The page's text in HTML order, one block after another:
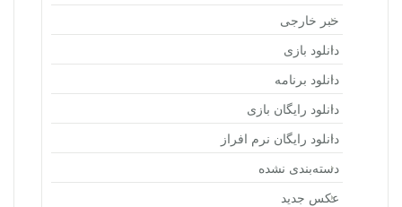
خبر خارجی
دانلود بازی
دانلود برنامه
دانلود رایگان بازی
دانلود رایگان نرم افراز
دسته‌بندی نشده
عکس جدید